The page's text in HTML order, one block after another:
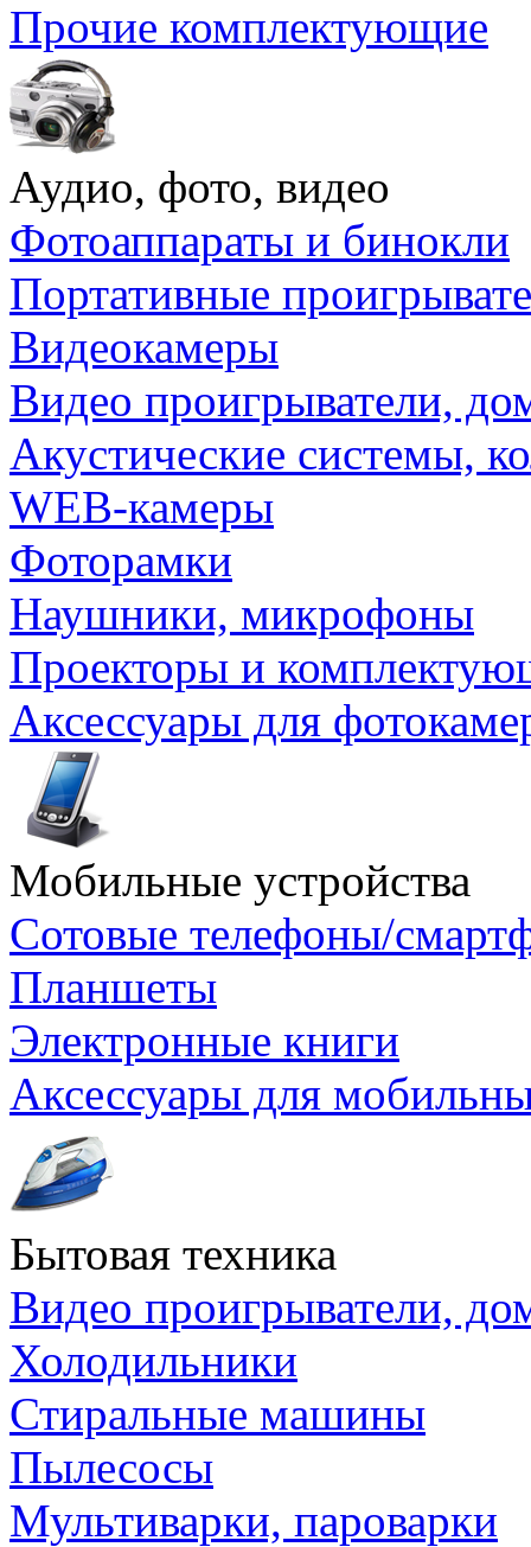
Прочие комплектующие
Аудио, фото, видео
Фотоаппараты и бинокли
Портативные
Видеокамеры
Видео проигрыватели,
Акустические системы,
WEB-камеры
Фоторамки
Наушники, микрофоны
Проекторы и
Аксессуары для
Мобильные устройства
Сотовые телефоны/
Планшеты
Электронные книги
Аксессуары для
Бытовая техника
Видео проигрыватели,
Холодильники
Стиральные машины
Пылесосы
Мультиварки, пароварки